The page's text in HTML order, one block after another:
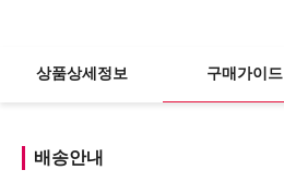
상품상세정보 구매가이드
배송안내